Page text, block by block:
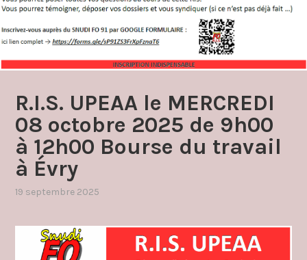
R.I.S. UPEAA le MERCREDI
08 octobre 2025 de 9h00
à 12h00 Bourse du travail
à Évry
19 septembre 2025
réunions
d'information